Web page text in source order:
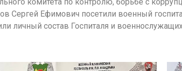
Сергей Ефимович посетили военный
личный состав Госпиталя и